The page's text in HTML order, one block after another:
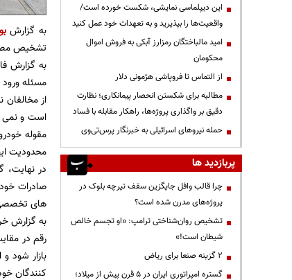
به گزارش
تشخیص
به گزارش
مسئله
از
محدودیت
در نهایت،
صادرات
های
بازار شود
کنندگان
این دیپلماسی نمایشی، شکست خورده است/
واقعیت‌ها را بپذیرید و به تعهدات خود عمل کنید
امید مالباختگان رمزارز آبکی به فروش اموال
محکومان
از التماس تا فروپاشی هژمونی دلار
مطالبه برای شکستن انحصار پیمانکاری؛ نظارت
دقیق بر واگذاری پروژه‌ها، راهکار مقابله با فساد
حمله نیروهای اسرائیلی به خبرنگار پرس‌تی‌وی
پربازدید ها
چرا قالب وافل جایگزین سقف تیرچه بلوک در
پروژه‌های مدرن شده است؟
تشخیص روان‌شناختی ترامپ: «او تجسم خالص
شیطان است!»
۲ گزینه صنعا برای ریاض
گستره امپراتوری ایران در ۵ قرن پیش از میلاد؛